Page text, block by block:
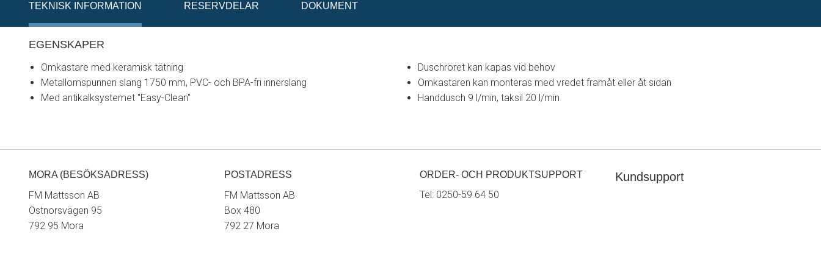
TEKNISK INFORMATION RESERVDELAR DOKUMENT
EGENSKAPER
Omkastare med keramisk tätning
Metallomspunnen slang 1750 mm, PVC- och BPA-fri innerslang
Med antikalksystemet "Easy-Clean"
Duschröret kan kapas vid behov
Omkastaren kan monteras med vredet framåt eller åt sidan
Handdusch 9 l/min, taksil 20 l/min
MORA (BESÖKSADRESS)
FM Mattsson AB
Östnorsvägen 95
792 95 Mora
POSTADRESS
FM Mattsson AB
Box 480
792 27 Mora
ORDER- OCH PRODUKTSUPPORT
Tel: 0250-59 64 50
Kundsupport